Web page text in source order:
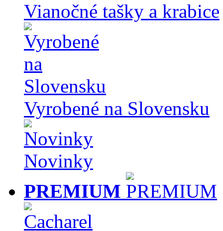
Vianočné tašky a krabice
Vyrobené na Slovensku
Novinky
PREMIUM